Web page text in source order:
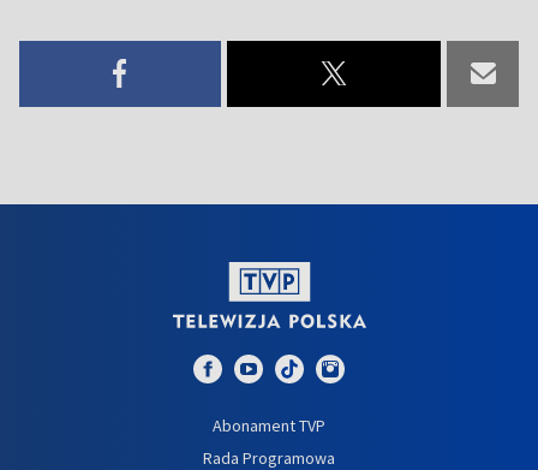
Abonament TVP
Rada Programowa